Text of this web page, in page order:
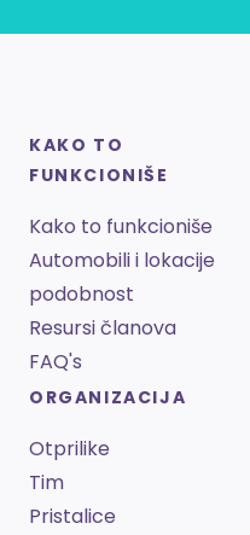
KAKO TO
FUNKCIONIŠE
Kako to funkcioniše
Automobili i lokacije
podobnost
Resursi članova
FAQ's
ORGANIZACIJA
Otprilike
Tim
Pristalice